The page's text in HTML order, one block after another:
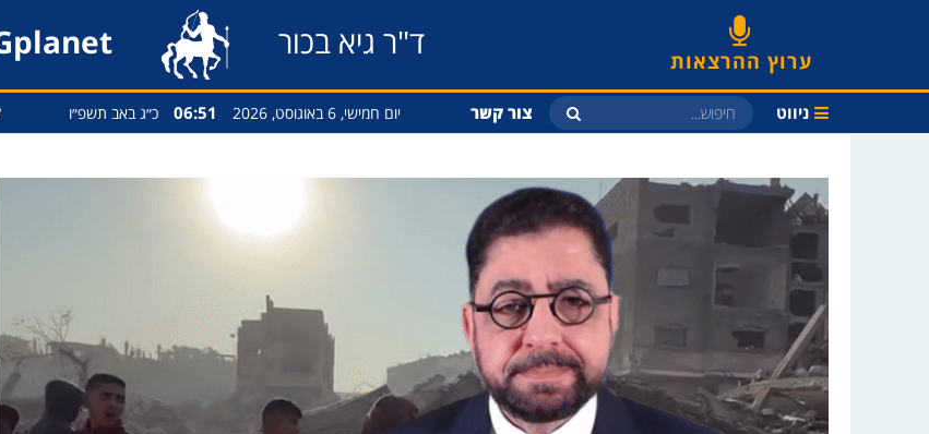
ערוץ ההרצאות ד"ר גיא בכור
ניווט צור קשר יום חמישי, 6 באוגוסט, 2026 06:51 כ״ג באב תשפ״ו